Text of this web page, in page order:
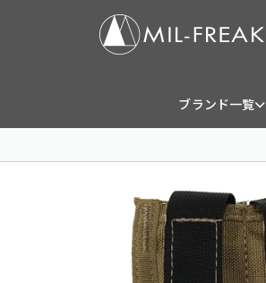
ブランド一覧